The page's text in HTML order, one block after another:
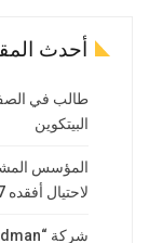
أحدث
البيتكوين
لاحتيال أفقده 7 من البيتكوين